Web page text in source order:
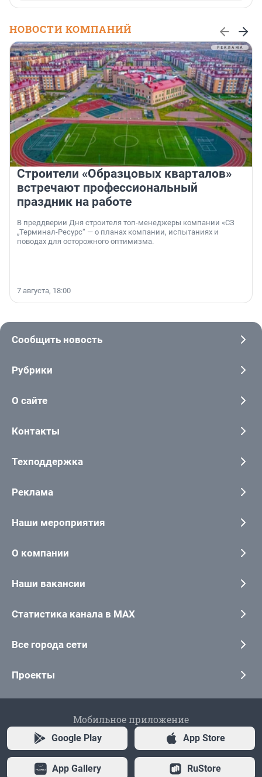
НОВОСТИ КОМПАНИЙ
Строители «Образцовых кварталов»
встречают профессиональный
праздник на работе
В преддверии Дня строителя топ-менеджеры компании «СЗ
„Терминал-Ресурс“ — о планах компании, испытаниях и
поводах для осторожного оптимизма.
7 августа, 18:00
Сообщить новость
Рубрики
О сайте
Контакты
Техподдержка
Реклама
Наши мероприятия
О компании
Наши вакансии
Статистика канала в MAX
Все города сети
Проекты
Мобильное приложение
Google Play App Store
App Gallery RuStore